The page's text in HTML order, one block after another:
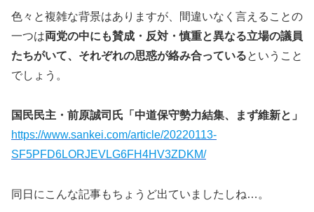
色々と複雑な背景はありますが、間違いなく言えることの
一つは両党の中にも賛成・反対・慎重と異なる立場の議員
たちがいて、それぞれの思惑が絡み合っているということ
でしょう。
国民民主・前原誠司氏「中道保守勢力結集、まず維新と」
https://www.sankei.com/article/20220113-
SF5PFD6LORJEVLG6FH4HV3ZDKM/
同日にこんな記事もちょうど出ていましたしね…。